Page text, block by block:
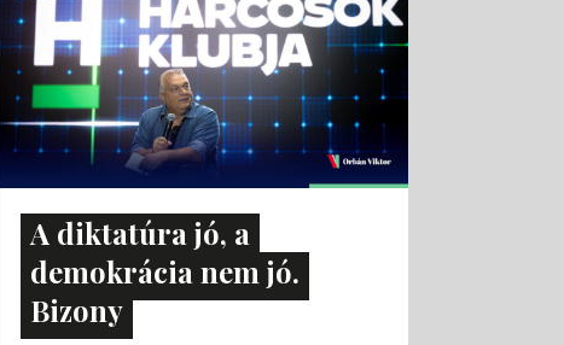
A diktatúra jó, a
demokrácia nem jó.
Bizony